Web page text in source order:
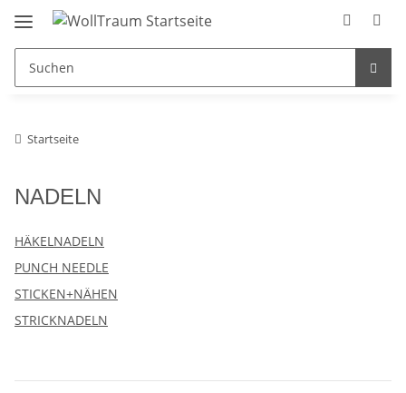
Startseite
NADELN
HÄKELNADELN
PUNCH NEEDLE
STICKEN+NÄHEN
STRICKNADELN